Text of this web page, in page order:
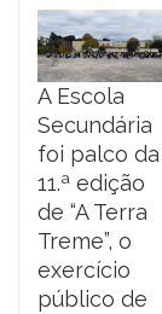
A Escola
Secundária
foi palco da
11.ª edição
de “A Terra
Treme”, o
exercício
público de